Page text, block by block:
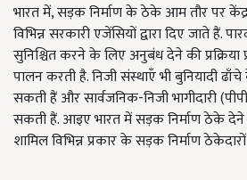
भारत में, सड़क निर्माण के ठेके आम तौर पर
विभिन्न सरकारी एजेंसियों द्वारा दिए जाते हैं.
सुनिश्चित करने के लिए अनुबंध देने की प्रक्रिया
पालन करती है. निजी संस्थाएँ भी बुनियादी
सकती हैं और सार्वजनिक-निजी भागीदारी
सकती हैं. आइए भारत में सड़क निर्माण ठेके देने
शामिल विभिन्न प्रकार के सड़क निर्माण